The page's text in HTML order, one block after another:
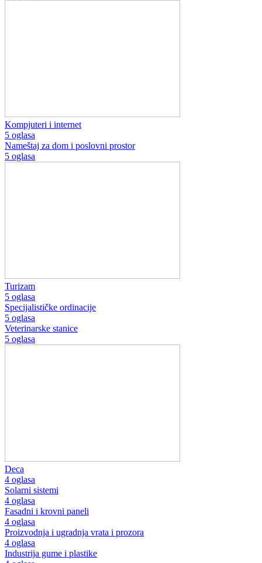
Kompjuteri i internet
5 oglasa
Nameštaj za dom i poslovni prostor
5 oglasa
Turizam
5 oglasa
Specijalističke ordinacije
5 oglasa
Veterinarske stanice
5 oglasa
Deca
4 oglasa
Solarni sistemi
4 oglasa
Fasadni i krovni paneli
4 oglasa
Proizvodnja i ugradnja vrata i prozora
4 oglasa
Industrija gume i plastike